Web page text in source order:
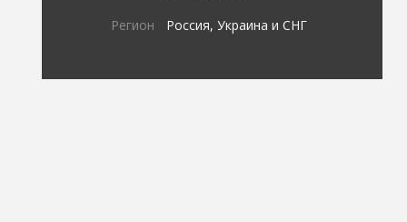
Регион Россия, Украина и СНГ